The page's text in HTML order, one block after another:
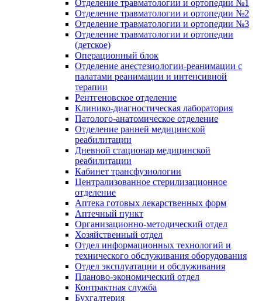
Отделение травматологии и ортопедии №1
Отделение травматологии и ортопедии №2
Отделение травматологии и ортопедии №3
Отделение травматологии и ортопедии
(детское)
Операционный блок
Отделение анестезиологии-реанимации с
палатами реанимации и интенсивной
терапии
Рентгеновское отделение
Клинико-диагностическая лаборатория
Патолого-анатомическое отделение
Отделение ранней медицинской
реабилитации
Дневной стационар медицинской
реабилитации
Кабинет трансфузиологии
Централизованное стерилизационное
отделение
Аптека готовых лекарственных форм
Аптечный пункт
Организационно-методический отдел
Хозяйственный отдел
Отдел информационных технологий и
технического обслуживания оборудования
Отдел эксплуатации и обслуживания
Планово-экономический отдел
Контрактная служба
Бухгалтерия